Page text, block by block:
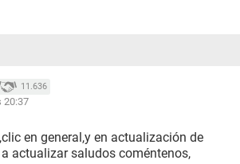
11.636
20:37
en general,y en actualización de
actualizar saludos coméntenos,